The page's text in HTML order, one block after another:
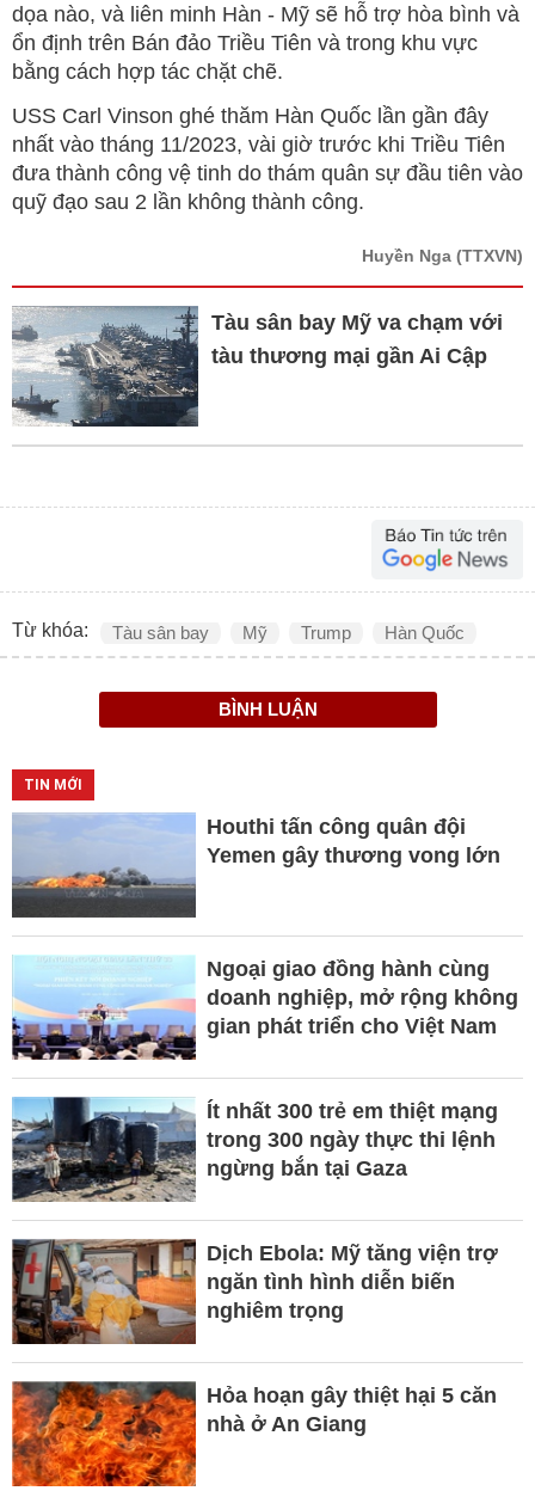
dọa nào, và liên minh Hàn - Mỹ sẽ hỗ trợ hòa bình và
ổn định trên Bán đảo Triều Tiên và trong khu vực
bằng cách hợp tác chặt chẽ.
USS Carl Vinson ghé thăm Hàn Quốc lần gần đây
nhất vào tháng 11/2023, vài giờ trước khi Triều Tiên
đưa thành công vệ tinh do thám quân sự đầu tiên vào
quỹ đạo sau 2 lần không thành công.
Huyền Nga (TTXVN)
Tàu sân bay Mỹ va chạm với
tàu thương mại gần Ai Cập
Từ khóa: Tàu sân bay Mỹ Trump Hàn Quốc
BÌNH LUẬN
TIN MỚI
Houthi tấn công quân đội
Yemen gây thương vong lớn
Ngoại giao đồng hành cùng
doanh nghiệp, mở rộng không
gian phát triển cho Việt Nam
Ít nhất 300 trẻ em thiệt mạng
trong 300 ngày thực thi lệnh
ngừng bắn tại Gaza
Dịch Ebola: Mỹ tăng viện trợ
ngăn tình hình diễn biến
nghiêm trọng
Hỏa hoạn gây thiệt hại 5 căn
nhà ở An Giang